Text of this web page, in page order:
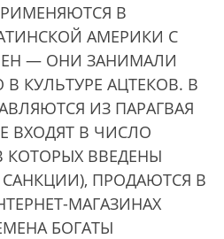
В
АМЕРИКИ С
— ОНИ ЗАНИМАЛИ
КУЛЬТУРЕ АЦТЕКОВ. В
ИЗ ПАРАГВАЯ
ВХОДЯТ В ЧИСЛО
КОТОРЫХ ВВЕДЕНЫ
ПРОДАЮТСЯ В
МАГАЗИНАХ
БОГАТЫ